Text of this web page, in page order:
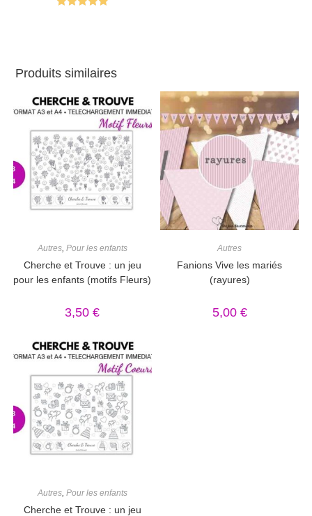
Produits similaires
Autres, Pour les enfants
Cherche et Trouve : un jeu
pour les enfants (motifs Fleurs)
3,50€
Autres
Fanions Vive les mariés
(rayures)
5,00 €
Autres, Pour les enfants
Cherche et Trouve : un jeu